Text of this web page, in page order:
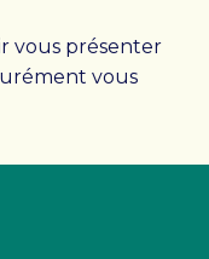
vous présenter
vous